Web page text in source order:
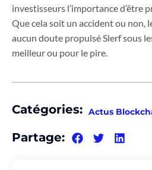
investisseurs l’importance d’être
Que cela soit un accident ou non,
aucun doute propulsé Slerf sous
meilleur ou pour le pire.
Catégories: Actus
Partage: